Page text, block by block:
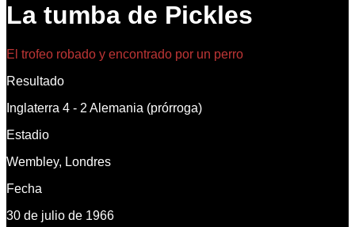
La tumba de Pickles
El trofeo robado y encontrado por un perro
Resultado
Inglaterra 4 - 2 Alemania (prórroga)
Estadio
Wembley, Londres
Fecha
30 de julio de 1966